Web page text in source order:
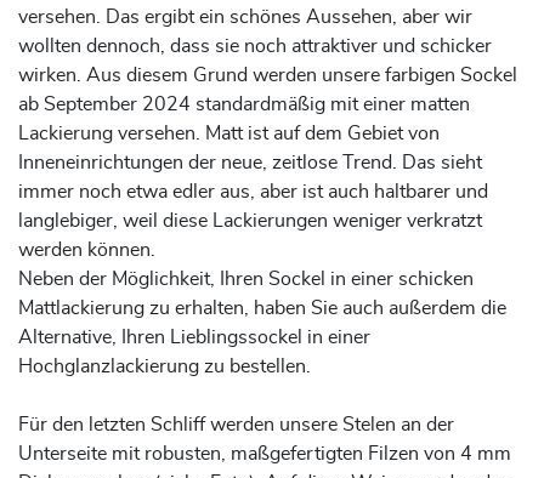
versehen. Das ergibt ein schönes Aussehen, aber wir
wollten dennoch, dass sie noch attraktiver und schicker
wirken. Aus diesem Grund werden unsere farbigen Sockel
ab September 2024 standardmäßig mit einer matten
Lackierung versehen. Matt ist auf dem Gebiet von
Inneneinrichtungen der neue, zeitlose Trend. Das sieht
immer noch etwa edler aus, aber ist auch haltbarer und
langlebiger, weil diese Lackierungen weniger verkratzt
werden können.
Neben der Möglichkeit, Ihren Sockel in einer schicken
Mattlackierung zu erhalten, haben Sie auch außerdem die
Alternative, Ihren Lieblingssockel in einer
Hochglanzlackierung zu bestellen.
Für den letzten Schliff werden unsere Stelen an der
Unterseite mit robusten, maßgefertigten Filzen von 4 mm